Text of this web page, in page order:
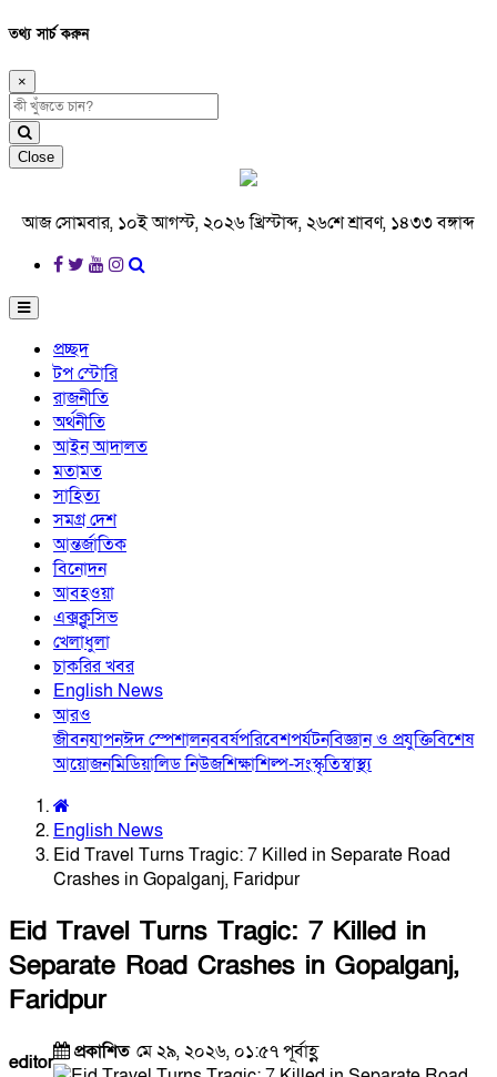
তথ্য সার্চ করুন
×
Close
আজ সোমবার, ১০ই আগস্ট, ২০২৬ খ্রিস্টাব্দ, ২৬শে শ্রাবণ, ১৪৩৩ বঙ্গাব্দ
প্রচ্ছদ
টপ স্টোরি
রাজনীতি
অর্থনীতি
আইন আদালত
মতামত
সাহিত্য
সমগ্র দেশ
আন্তর্জাতিক
বিনোদন
আবহওয়া
এক্সক্লুসিভ
খেলাধুলা
চাকরির খবর
English News
আরও
জীবনযাপনঈদ স্পেশালনববর্ষপরিবেশপর্যটনবিজ্ঞান ও প্রযুক্তিবিশেষ
আয়োজনমিডিয়ালিড নিউজশিক্ষাশিল্প-সংস্কৃতিস্বাস্থ্য
English News
Eid Travel Turns Tragic: 7 Killed in Separate Road
Crashes in Gopalganj, Faridpur
Eid Travel Turns Tragic: 7 Killed in
Separate Road Crashes in Gopalganj,
Faridpur
editor প্রকাশিত মে ২৯, ২০২৬, ০১:৫৭ পূর্বাহ্ণ